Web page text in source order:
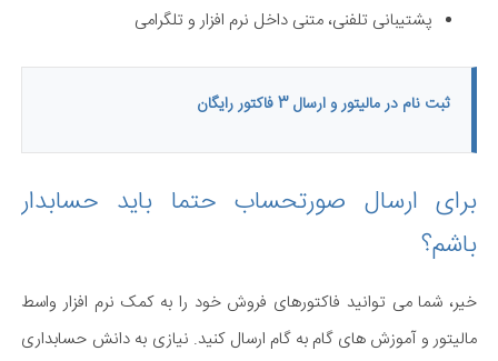
پشتیبانی تلفنی، متنی داخل نرم افزار و تلگرامی
ثبت نام در مالیتور و ارسال 3 فاکتور رایگان
برای ارسال صورتحساب حتما باید حسابدار
باشم؟
خیر، شما می توانید فاکتورهای فروش خود را به کمک نرم افزار واسط
مالیتور و آموزش های گام به گام ارسال کنید. نیازی به دانش حسابداری